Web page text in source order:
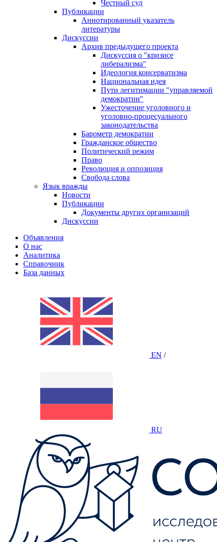
Честный суд
Публикации
Аннотированный указатель
литературы
Дискуссии
Архив предыдущего проекта
Дискуссия о "кризисе
либерализма"
Идеология консерватизма
Национальная идея
Пути легитимации "управляемой
демократии"
Ужесточение уголовного и
уголовно-процесуального
законодательства
Барометр демократии
Гражданское общество
Политический режим
Право
Революция и оппозиция
Свобода слова
Язык вражды
Новости
Публикации
Документы других организаций
Дискуссии
Объявления
О нас
Аналитика
Справочник
База данных
EN /
RU